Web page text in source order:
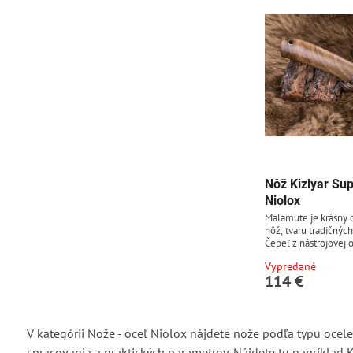
Rukoväť...
Nôž Kizlyar
Niolox
Malamute je krásny
nôž, tvaru
Čepeľ z nástrojovej
61-62 HRC.
orecha. Nôž sa
puzdrom, ktoré
zavesenie na
môže sa mierne
produktu. Kresba...
Vypredané
114 €
V kategórii Nože - oceľ Niolox nájdete nože podľa typu